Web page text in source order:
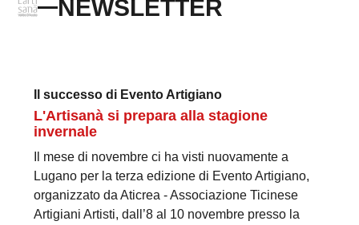
NEWSLETTER
Il successo di Evento Artigiano
L'Artisanà si prepara alla stagione
invernale
Il mese di novembre ci ha visti nuovamente a
Lugano per la terza edizione di Evento Artigiano,
organizzato da Aticrea - Associazione Ticinese
Artigiani Artisti, dall’8 al 10 novembre presso la